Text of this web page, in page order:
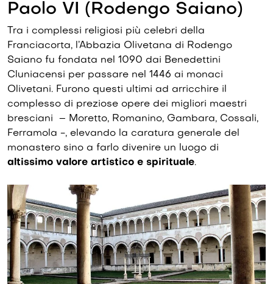
Paolo VI (Rodengo Saiano)
Tra i complessi religiosi più celebri della
Franciacorta, l’Abbazia Olivetana di Rodengo
Saiano fu fondata nel 1090 dai Benedettini
Cluniacensi per passare nel 1446 ai monaci
Olivetani. Furono questi ultimi ad arricchire il
complesso di preziose opere dei migliori maestri
bresciani – Moretto, Romanino, Gambara, Cossali,
Ferramola -, elevando la caratura generale del
monastero sino a farlo divenire un luogo di
altissimo valore artistico e spirituale.